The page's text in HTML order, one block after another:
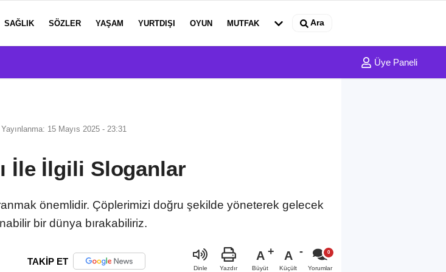
SAĞLIK SÖZLER YAŞAM YURTDIŞI OYUN MUTFAK Ara
Üye Paneli
Yayınlanma: 15 Mayıs 2025 - 23:31
İle İlgili Sloganlar
önemlidir. Çöplerimizi doğru şekilde yöneterek gelecek
bir dünya bırakabiliriz.
TAKİP ET
Dinle Yazdır
A
Büyüt
A
Küçült Yorumlar